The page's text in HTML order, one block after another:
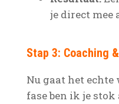
je direct mee
Stap 3: Coaching
Nu gaat het echte
fase ben ik je stok